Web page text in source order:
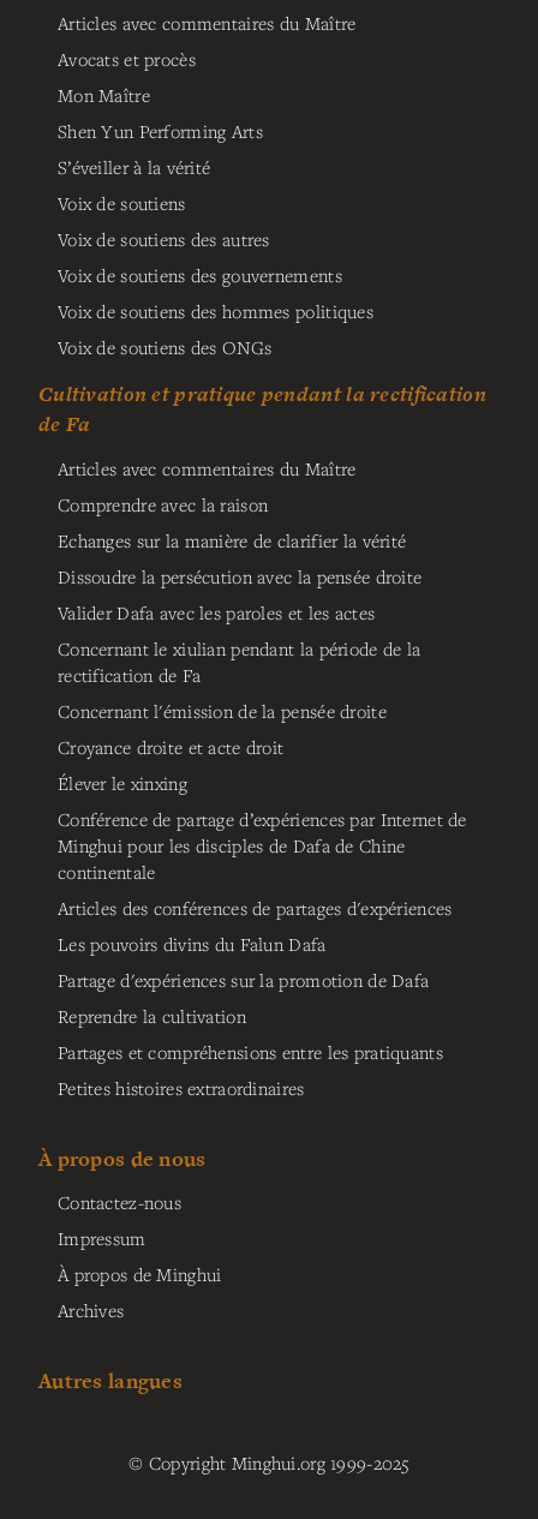
Articles avec commentaires du Maître
Avocats et procès
Mon Maître
Shen Yun Performing Arts
S’éveiller à la vérité
Voix de soutiens
Voix de soutiens des autres
Voix de soutiens des gouvernements
Voix de soutiens des hommes politiques
Voix de soutiens des ONGs
Cultivation et pratique pendant la rectification
de Fa
Articles avec commentaires du Maître
Comprendre avec la raison
Echanges sur la manière de clarifier la vérité
Dissoudre la persécution avec la pensée droite
Valider Dafa avec les paroles et les actes
Concernant le xiulian pendant la période de la
rectification de Fa
Concernant l'émission de la pensée droite
Croyance droite et acte droit
Élever le xinxing
Conférence de partage d’expériences par Internet de
Minghui pour les disciples de Dafa de Chine
continentale
Articles des conférences de partages d'expériences
Les pouvoirs divins du Falun Dafa
Partage d'expériences sur la promotion de Dafa
Reprendre la cultivation
Partages et compréhensions entre les pratiquants
Petites histoires extraordinaires
À propos de nous
Contactez-nous
Impressum
À propos de Minghui
Archives
Autres langues
© Copyright Minghui.org 1999-2025